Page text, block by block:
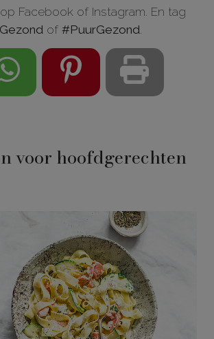
Facebook of Instagram. En tag
of #PuurGezond.
voor hoofdgerechten